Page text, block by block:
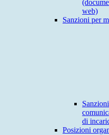
web)
Sanzioni per
di
Posizioni